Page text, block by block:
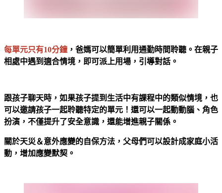
每單元只有10分鐘，爸媽可以簡單利用通勤時間聆聽。在親子
相處中遇到適合情境，即可派上用場，引導對話。
跟孩子聊天時，如果孩子提到生活中有課程中的類似情境，也
可以邀請孩子一起聆聽特定的單元！還可以一起動動腦、角色
扮演，不僅提升了安全意識，還能增進親子關係。
關於天災＆意外應變的自保方法，父母們可以設計成家庭小活
動，增加應變默契。